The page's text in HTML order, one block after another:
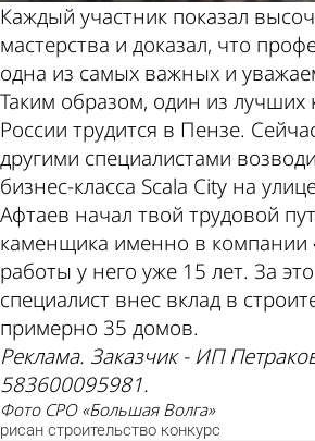
Каждый участник показал
мастерства и доказал, что
одна из самых важных и
Таким образом, один из
России трудится в Пензе.
другими специалистами
бизнес-класса Scala City на
Афтаев начал твой трудовой
каменщика именно в компании
работы у него уже 15 лет. За
специалист внес вклад в
примерно 35 домов.
Реклама. Заказчик - ИП
583600095981.
фото СРО «Большая Волга»
рисан строительство конкурс